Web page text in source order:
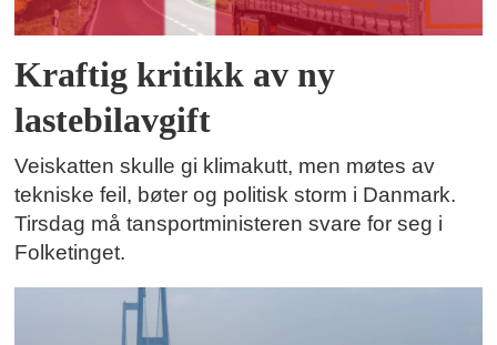
Kraftig kritikk av ny
lastebilavgift
Veiskatten skulle gi klimakutt, men møtes av
tekniske feil, bøter og politisk storm i Danmark.
Tirsdag må tansportministeren svare for seg i
Folketinget.